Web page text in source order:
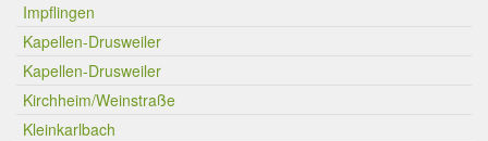
Impflingen
Kapellen-Drusweiler
Kapellen-Drusweiler
Kirchheim/Weinstraße
Kleinkarlbach